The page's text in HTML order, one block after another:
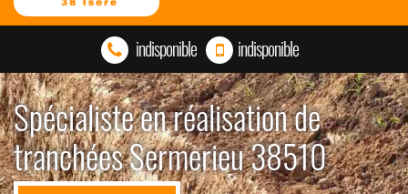
indisponible indisponible
Spécialiste en réalisation de
tranchées Sermerieu 38510